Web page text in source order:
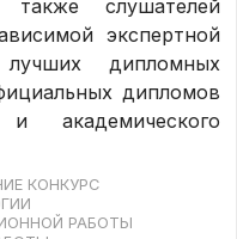
слушателей
экспертной
дипломных
дипломов
академического
КОНКУРС
РАБОТЫ